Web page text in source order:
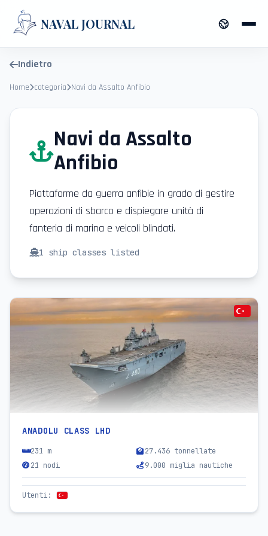
NAVAL JOURNAL
Indietro
Home categoria Navi da Assalto Anfibio
Navi da Assalto
Anfibio
Piattaforme da guerra anfibie in grado di gestire
operazioni di sbarco e dispiegare unità di
fanteria di marina e veicoli blindati.
1 ship classes listed
ANADOLU CLASS LHD
231 m
27.436 tonnellate
21 nodi
9.000 miglia nautiche
Utenti: